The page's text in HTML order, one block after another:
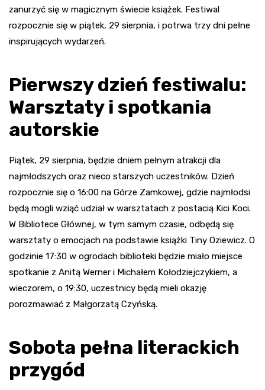
zanurzyć się w magicznym świecie książek. Festiwal
rozpocznie się w piątek, 29 sierpnia, i potrwa trzy dni pełne
inspirujących wydarzeń.
Pierwszy dzień festiwalu:
Warsztaty i spotkania
autorskie
Piątek, 29 sierpnia, będzie dniem pełnym atrakcji dla
najmłodszych oraz nieco starszych uczestników. Dzień
rozpocznie się o 16:00 na Górze Zamkowej, gdzie najmłodsi
będą mogli wziąć udział w warsztatach z postacią Kici Koci.
W Bibliotece Głównej, w tym samym czasie, odbędą się
warsztaty o emocjach na podstawie książki Tiny Oziewicz. O
godzinie 17:30 w ogrodach biblioteki będzie miało miejsce
spotkanie z Anitą Werner i Michałem Kołodziejczykiem, a
wieczorem, o 19:30, uczestnicy będą mieli okazję
porozmawiać z Małgorzatą Czyńską.
Sobota pełna literackich
przygód